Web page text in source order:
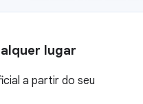
lugar
a partir do seu